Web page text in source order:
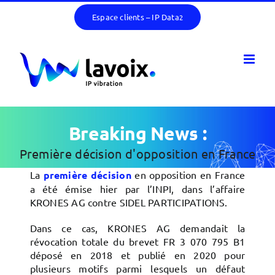
Espace clients – IP Data2
Breaking News :
Première décision d'opposition en France
La première décisionen opposition en France
a été émise hier par l’INPI, dans l’affaire
KRONES AG contre SIDEL PARTICIPATIONS.
Dans ce cas, KRONES AG demandait la
révocation totale du brevet FR 3 070 795 B1
déposé en 2018 et publié en 2020 pour
plusieurs motifs parmi lesquels un défaut